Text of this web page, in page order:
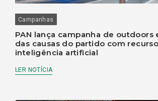
Campanhas
PAN lança campanha de outdoors
das causas do partido com
inteligência artificial
LER NOTÍCIA